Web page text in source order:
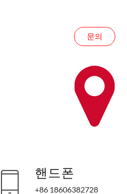
문의
핸드폰
+86 18606382728